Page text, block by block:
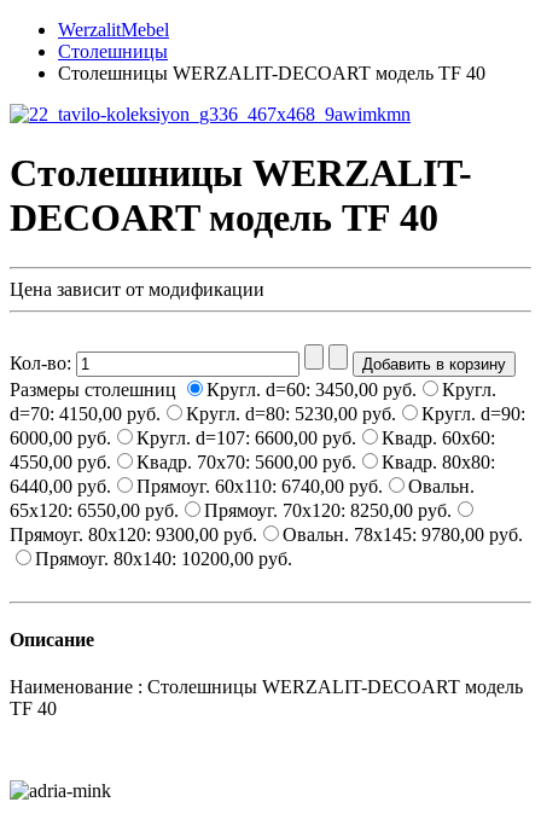
WerzalitMebel
Столешницы
Столешницы WERZALIT-DECOART модель TF 40
Столешницы WERZALIT-
DECOART модель TF 40
Цена зависит от модификации
Кол-во:
Размеры столешниц
Кругл. d=60: 3450,00 руб.
Кругл.
d=70: 4150,00 руб. Кругл. d=80: 5230,00 руб.
Кругл. d=90:
6000,00 руб.
Кругл. d=107: 6600,00 руб.
Квадр. 60x60:
4550,00 руб.
Квадр. 70x70: 5600,00 руб.
Квадр. 80x80:
6440,00 руб.
Прямоуг. 60x110: 6740,00 руб.
Овальн.
65х120: 6550,00 руб. Прямоуг. 70x120: 8250,00 руб.
Прямоуг. 80x120: 9300,00 руб. Овальн. 78x145: 9780,00 руб.
Прямоуг. 80x140: 10200,00 руб.
Описание
Наименование : Столешницы WERZALIT-DECOART модель
TF 40